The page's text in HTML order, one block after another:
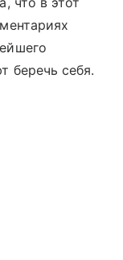
беречь себя.